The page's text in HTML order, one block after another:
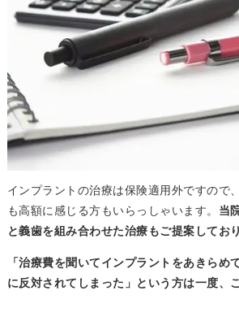
インプラントの治療は保険適用外ですので
も高額に感じる方もいらっしゃいます。 当
と義歯を組み合わせた治療もご提案してお
「治療費を聞いてインプラントをあきらめ
に反対されてしまった」という方は一度、